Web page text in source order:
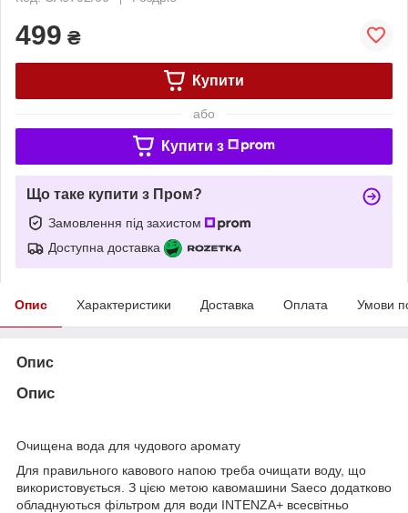
499 ₴
Купити
або
Купити з
Що таке купити з Пром?
Замовлення під захистом
Доступна доставка
Опис Характеристики Доставка Оплата Умови
Опис
Опис
Очищена вода для чудового аромату
Для правильного кавового напою треба очищати воду, що
використовується. З цією метою кавомашини Saeco додатково
обладнуються фільтром для води INTENZA+ всесвітньо